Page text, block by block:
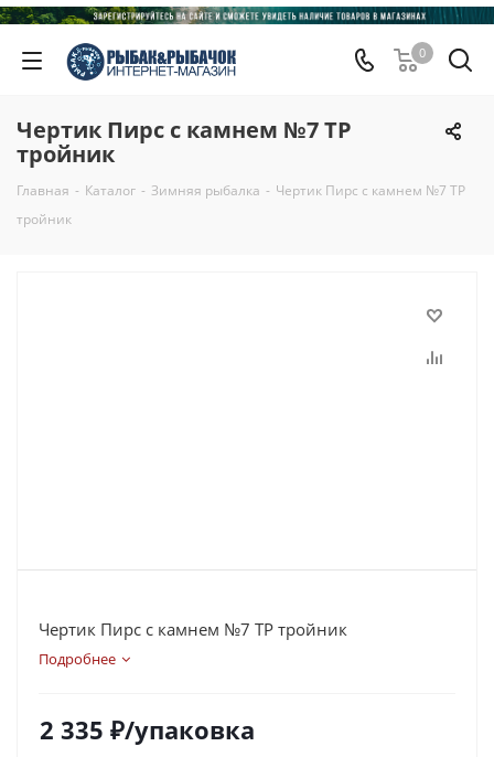
0
Чертик Пирс с камнем №7 ТР
тройник
Главная - Каталог - Зимняя рыбалка - Чертик Пирс с камнем №7 ТР
тройник
Чертик Пирс с камнем №7 ТР тройник
Подробнее
2 335 ₽/упаковка